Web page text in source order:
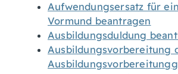
Aufwendungsersatz für
Vormund beantragen
Ausbildungsduldung
Ausbildungsvorbereitung
Ausbildungsvorbereitungg